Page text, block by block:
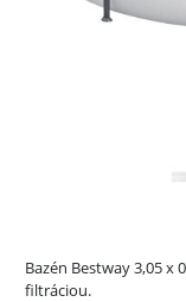
Bazén Bestway 3,05
filtráciou.